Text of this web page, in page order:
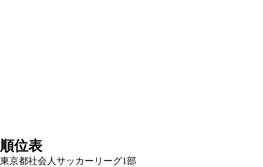
順位表
東京都社会人サッカーリーグ1部